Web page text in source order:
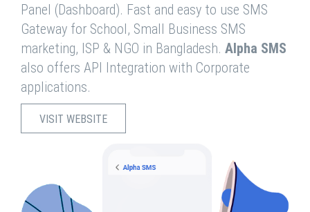
Panel (Dashboard). Fast and easy to use SMS
Gateway for School, Small Business SMS
marketing, ISP & NGO in Bangladesh. Alpha SMS
also offers API Integration with Corporate
applications.
VISIT WEBSITE